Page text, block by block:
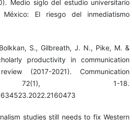
Medio siglo del estudio universitario
El riesgo del inmediatismo
S., Gilbreath, J. N., Pike, M. &
productivity in communication
(2017-2021). Communication
72(1), 1-18.
studies still needs to fix Western